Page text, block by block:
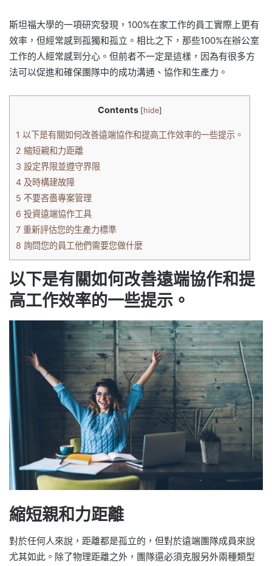
斯坦福大學的一項研究發現，100%在家工作的員工實際上更有
效率，但經常感到孤獨和孤立。相比之下，那些100%在辦公室
工作的人經常感到分心。但前者不一定是這樣，因為有很多方
法可以促進和確保團隊中的成功溝通、協作和生產力。
Contents [hide]
1 以下是有關如何改善遠端協作和提高工作效率的一些提示。
2 縮短親和力距離
3 設定界限並遵守界限
4 及時構建故障
5 不要吝嗇專案管理
6 投資遠端協作工具
7 重新評估您的生產力標準
8 詢問您的員工他們需要您做什麼
以下是有關如何改善遠端協作和提
高工作效率的一些提示。
縮短親和力距離
對於任何人來說，距離都是孤立的，但對於遠端團隊成員來說
尤其如此。除了物理距離之外，團隊還必須克服另外兩種類型